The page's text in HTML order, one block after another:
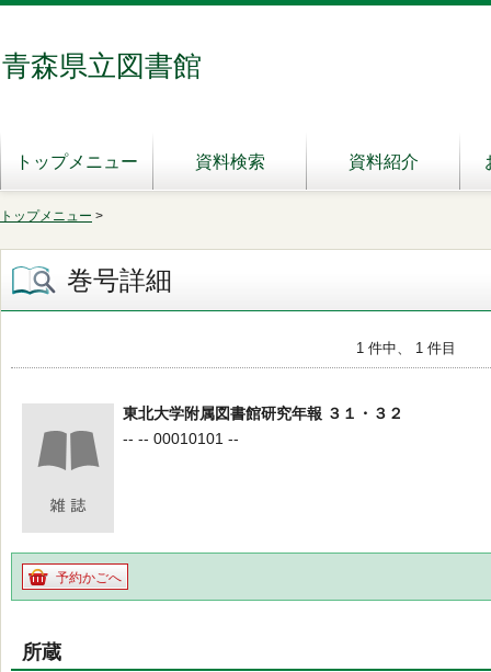
青森県立図書館
トップメニュー 資料検索 資料紹介
トップメニュー >
巻号詳細
1 件中、 1 件目
東北大学附属図書館研究年報 ３１・３２
-- -- 00010101 --
予約かごへ
所蔵